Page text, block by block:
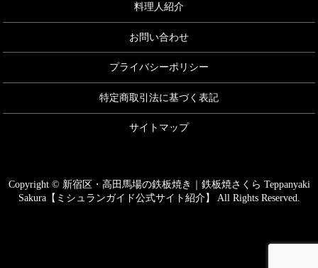
料理人紹介
お問い合わせ
プライバシーポリシー
特定商取引法に基づく表記
サイトマップ
Copyright © 新宿区・高田馬場の鉄板焼き｜鉄板焼さくら Teppanyaki
Sakura【ミシュランガイド公式サイト紹介】 All Rights Reserved.